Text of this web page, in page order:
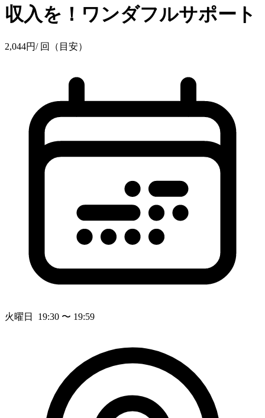
収入を！ワンダフルサポート
2,044円/ 回（目安）
火曜日 19:30 〜 19:59